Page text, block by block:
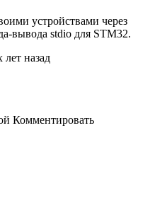
устройствами через
вывода stdio для STM32.
лет назад
Комментировать